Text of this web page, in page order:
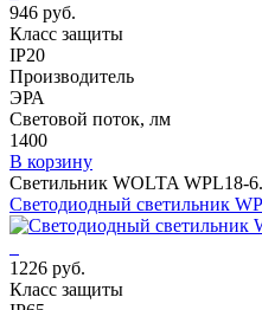
946 руб.
Класс защиты
IP20
Производитель
ЭРА
Световой поток, лм
1400
В корзину
Светильник WOLTA WPL18-
Светодиодный светильник
1226 руб.
Класс защиты